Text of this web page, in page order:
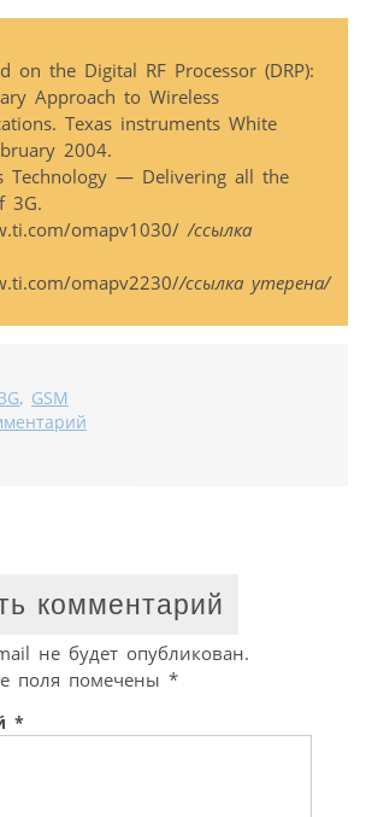
on the Digital RF Processor (DRP):
Approach to Wireless
Texas instruments White
2004.
Technology — Delivering all the
3G.
omapv1030/ /ссылка
omapv2230//ссылка утерена/
3G, GSM
комментарий
не будет опубликован.
поля помечены *
*